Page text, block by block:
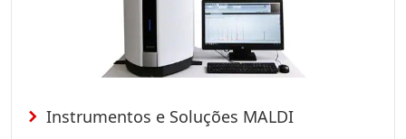
Instrumentos e Soluções MALDI